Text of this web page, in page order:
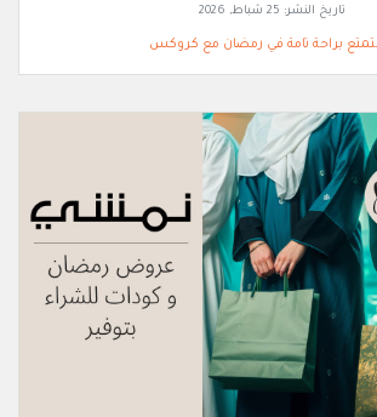
تاريخ النشر: 25 شباط, 2026
براحة تامة في رمضان مع كروكس